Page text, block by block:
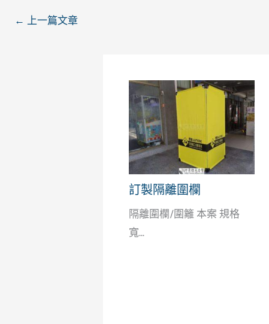
← 上一篇文章
訂製隔離圍欄
隔離圍欄/圍籬 本案 規格
寬...